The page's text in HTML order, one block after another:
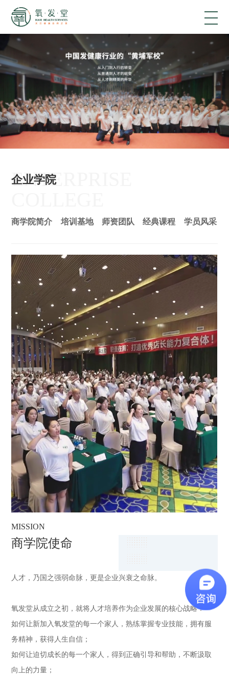
企业学院
ENTERPRISE
商学院简介 培训基地 师资团队 经典课程 学员风采
KEY FIGURES.
核心人物
王庆丰 氧发堂商学院院长
教育成果：
中国“合体教育”模式开创者、中国头皮健康生态圈理论开创者、创
建氧发堂专业知识体系、创建氧发堂服务标准体系、创建氧发堂
MISSION
商学院使命
人才，乃国之强弱命脉，更是企业兴衰之命脉。
氧发堂从成立之初，就将人才培养作为企业发展的核心战略！
如何让新加入氧发堂的每一个家人，熟练掌握专业技能，拥有服
务精神，获得人生自信；
如何让迫切成长的每一个家人，得到正确引导和帮助，不断汲取
向上的力量；
POWER
规模实力
2016年，氧发堂商学院创立，经多年实践与发展，现已建成业界
首屈一指的规模化企业学院，拥有总部培训基地与多家大区域培
训基地，师资团队包括多级培训导师和优秀指导老师逾百人，课
程体系涵盖基础教育、能力提升、门店运营管理、区域运营管理
等全系列经典课程，培训总规模超过十万人次，为市场源源不断
输出了各类专业技术和管理人才，使氧发堂商学院成为中国发健
康行业名副其实的“黄埔军校”。